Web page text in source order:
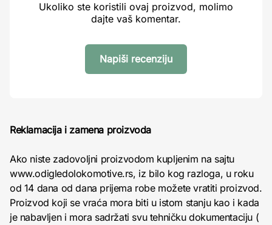
Ukoliko ste koristili ovaj proizvod, molimo
dajte vaš komentar.
Napiši recenziju
Reklamacija i zamena proizvoda
Ako niste zadovoljni proizvodom kupljenim na sajtu
www.odigledolokomotive.rs, iz bilo kog razloga, u roku
od 14 dana od dana prijema robe možete vratiti proizvod.
Proizvod koji se vraća mora biti u istom stanju kao i kada
je nabavljen i mora sadržati svu tehničku dokumentaciju (